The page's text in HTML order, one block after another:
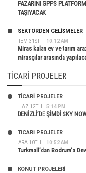
PAZARINI GPPS
TAŞIYACAK
TEM 31ST 10:12 AM
SEKTÖRDEN GELIŞMELER
Miras kalan ev ve tarım
mirasçılar arasında
TICARI PROJELER
HAZ 12TH 5:14 PM
TİCARİ PROJELER
DENİZLİ’DE ŞİMDİ SKY
ARA 10TH 10:52 AM
TİCARİ PROJELER
Turkmall’dan Bodrum’a
KONUT PROJELERI